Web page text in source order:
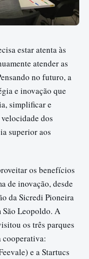
estar atenta às
atender as
no futuro, a
e inovação que
simplificar e
dos
superior aos
os benefícios
de inovação, desde
da Sicredi Pioneira
São Leopoldo. A
os três parques
cooperativa:
e a Startucs